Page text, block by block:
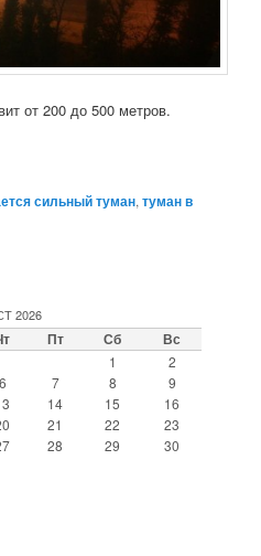
от 200 до 500 метров.
сильный туман,туман в
2026
Пт Сб Вс
1
2
6 7 8
9
14 15
16
21 22
23
28 29
30